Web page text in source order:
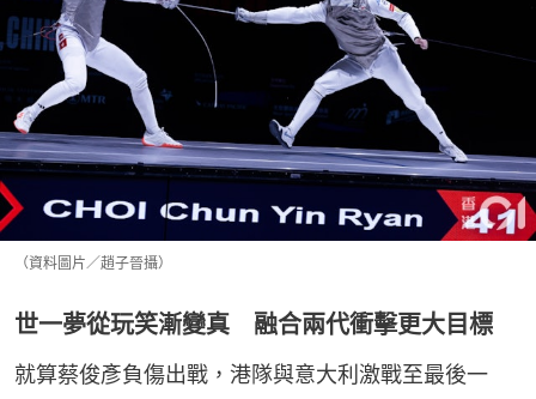
（資料圖片／趙子晉攝）
世一夢從玩笑漸變真 融合兩代衝擊更大目標
就算蔡俊彥負傷出戰，港隊與意大利激戰至最後一